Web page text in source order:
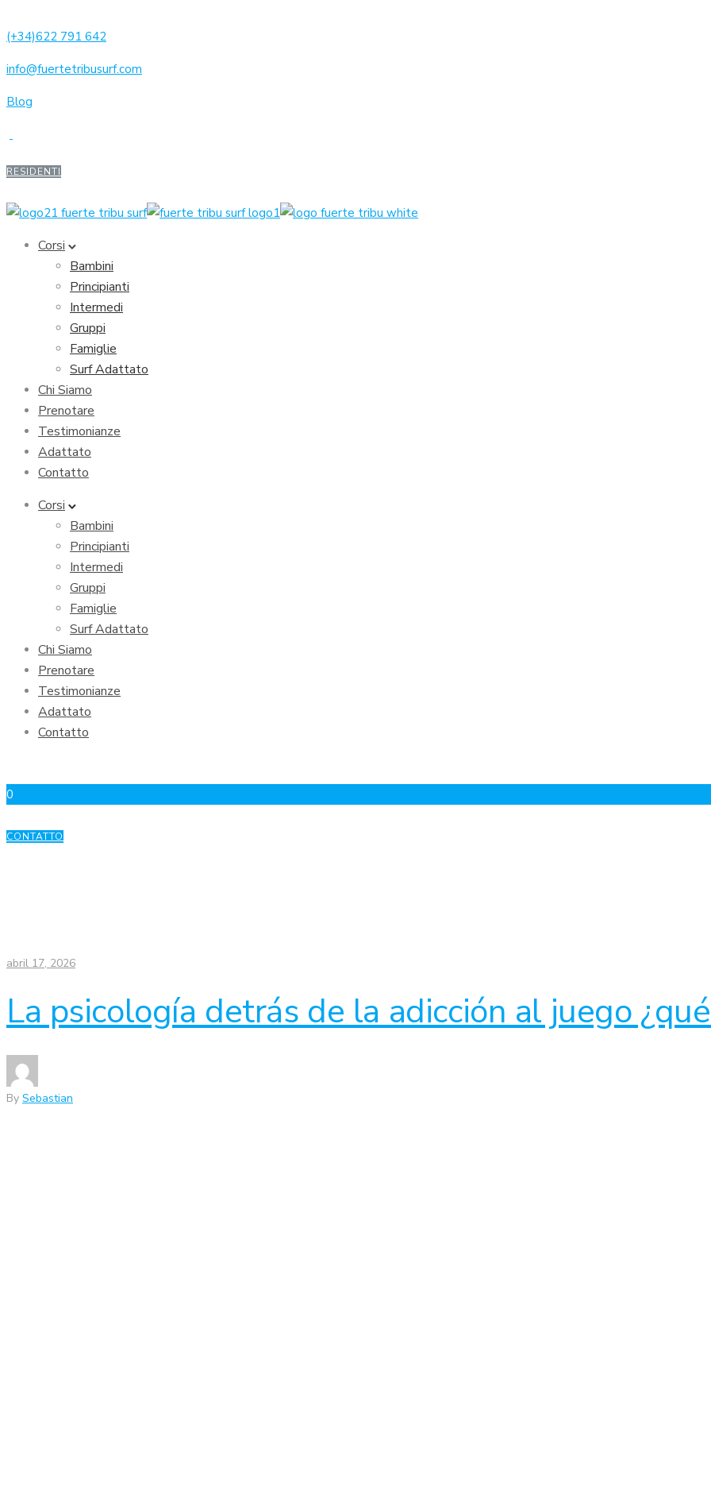
(+34)622 791 642
info@fuertetribusurf.com
Blog
RESIDENTI
Corsi
Bambini
Principianti
Intermedi
Gruppi
Famiglie
Surf Adattato
Chi Siamo
Prenotare
Testimonianze
Adattato
Contatto
Corsi
Bambini
Principianti
Intermedi
Gruppi
Famiglie
Surf Adattato
Chi Siamo
Prenotare
Testimonianze
Adattato
Contatto
0
CONTATTO
abril 17, 2026
La psicología detrás de la adicción al juego
By Sebastian